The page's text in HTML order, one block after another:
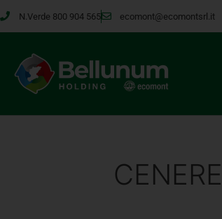
N.Verde 800 904 565 ecomont@ecomontsrl.it